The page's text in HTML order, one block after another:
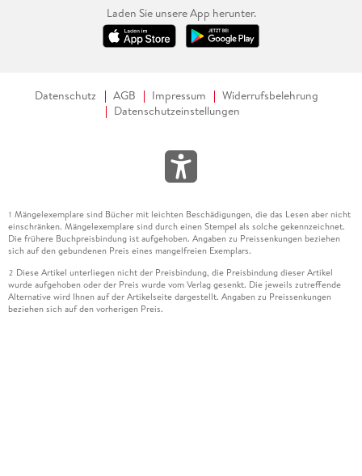
Laden Sie unsere App herunter.
Datenschutz AGB Impressum
Widerrufsbelehrung
Datenschutzeinstellungen
1 Mängelexemplare sind Bücher mit leichten Beschädigungen, die das Lesen aber nicht
einschränken. Mängelexemplare sind durch einen Stempel als solche gekennzeichnet.
Die frühere Buchpreisbindung ist aufgehoben. Angaben zu Preissenkungen beziehen
sich auf den gebundenen Preis eines mangelfreien Exemplars.
2 Diese Artikel unterliegen nicht der Preisbindung, die Preisbindung dieser Artikel
wurde aufgehoben oder der Preis wurde vom Verlag gesenkt. Die jeweils zutreffende
Alternative wird Ihnen auf der Artikelseite dargestellt. Angaben zu Preissenkungen
beziehen sich auf den vorherigen Preis.